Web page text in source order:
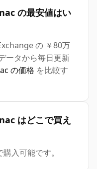
の最安値はい
の ￥80万
ータから毎日更新
の価格 を比較す
はどこで買え
購入可能です。